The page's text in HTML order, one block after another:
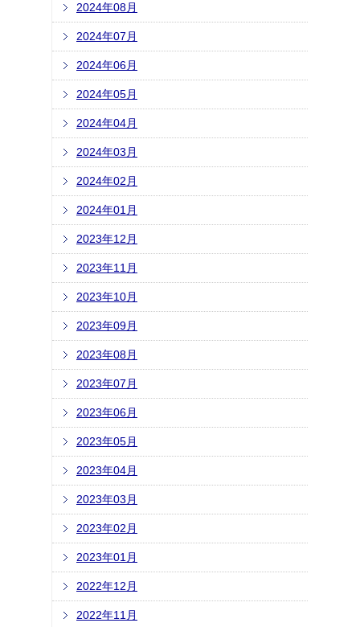
2024年08月
2024年07月
2024年06月
2024年05月
2024年04月
2024年03月
2024年02月
2024年01月
2023年12月
2023年11月
2023年10月
2023年09月
2023年08月
2023年07月
2023年06月
2023年05月
2023年04月
2023年03月
2023年02月
2023年01月
2022年12月
2022年11月